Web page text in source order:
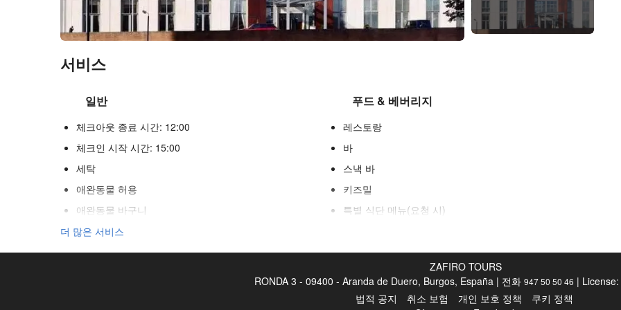
서비스
일반
체크아웃 종료 시간: 12:00
체크인 시작 시간: 15:00
세탁
애완동물 허용
애완동물 바구니
애완동물 그릇
에어컨
푸드 & 베버리지
레스토랑
바
스낵 바
키즈밀
특별 식단 메뉴(요청 시)
룸서비스
과일
더 많은 서비스
ZAFIRO TOURS
RONDA 3 - 09400 - Aranda de Duero, Burgos, España | 전화 947 50 50 46 |
법적 공지
취소 보험 개인 보호 정책
쿠키 정책